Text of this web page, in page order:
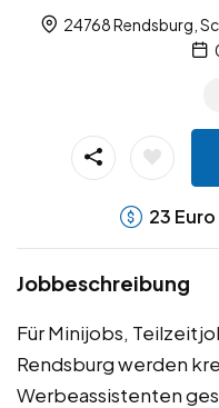
24768 Rendsburg,
23 Euro
Jobbeschreibung
Für Minijobs,
Rendsburg werden
Werbeassistenten